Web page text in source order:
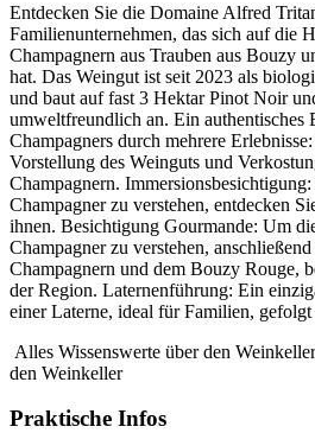
Entdecken Sie die Domaine Alfred
Familienunternehmen, das sich auf die
Champagnern aus Trauben aus Bouzy
hat. Das Weingut ist seit 2023 als
und baut auf fast 3 Hektar Pinot Noir
umweltfreundlich an. Ein authentisches
Champagners durch mehrere
Vorstellung des Weinguts und
Champagnern.
Champagner zu verstehen, entdecken
ihnen. Besichtigung Gourmande: Um
Champagner zu verstehen,
Champagnern und dem Bouzy Rouge,
der Region. Laternenführung: Ein
einer Laterne, ideal für Familien,
Alles Wissenswerte über den Weinkeller
den Weinkeller
Praktische Infos